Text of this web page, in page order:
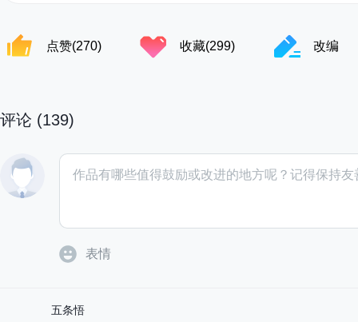
点赞(270) 收藏(299) 改编
评论 (139)
表情
五条悟